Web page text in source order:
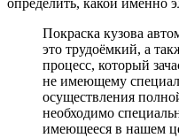
определить, какой именно
Покраска кузова
это трудоёмкий, а
процесс, который
не имеющему
осуществления
необходимо
имеющееся в нашем